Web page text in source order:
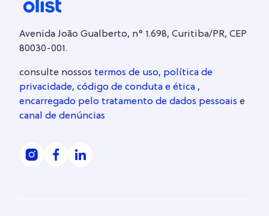
Avenida João Gualberto, n° 1.698, Curitiba/PR, CEP
80030-001.
consulte nossos termos de uso, política de
privacidade, código de conduta e ética ,
encarregado pelo tratamento de dados pessoais e
canal de denúncias